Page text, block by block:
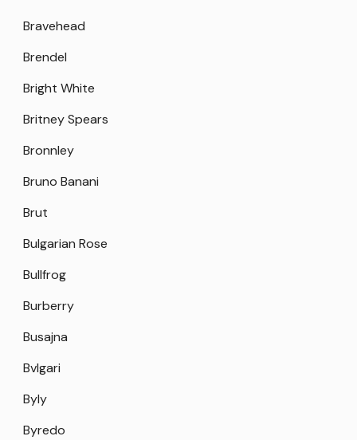
Bravehead
Brendel
Bright White
Britney Spears
Bronnley
Bruno Banani
Brut
Bulgarian Rose
Bullfrog
Burberry
Busajna
Bvlgari
Byly
Byredo